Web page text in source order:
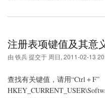
注册表项键值及其意
由 铁兵提交于 周日, 2011-02-13
查找有关键值，请用“Ctrl＋F”